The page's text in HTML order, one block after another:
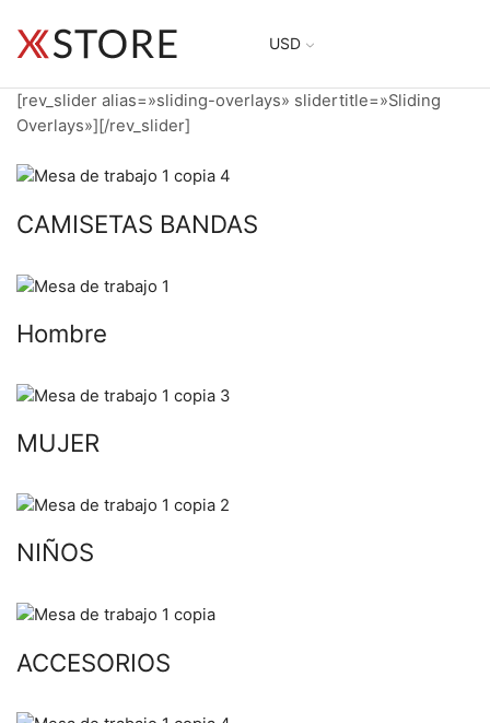
USD
[rev_slider alias=»sliding-overlays» slidertitle=»Sliding
Overlays»][/rev_slider]
CAMISETAS BANDAS
Hombre
MUJER
NIÑOS
ACCESORIOS